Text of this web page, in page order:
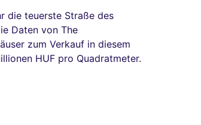
die teuerste Straße des
Daten von The
zum Verkauf in diesem
HUF pro Quadratmeter.